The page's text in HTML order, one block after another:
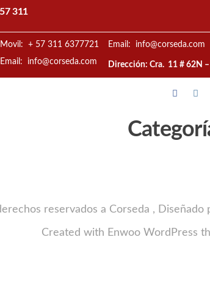
311
Movil: + 57 311 6377721
Email: info@corseda.com
Email: info@corseda.com
Dirección: Cra. 11 # 62N
reservados a Corseda ,
Created with Enwoo WordPress